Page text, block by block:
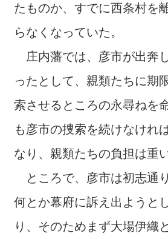
たものか、すでに西条村を
らなくなっていた。
庄内藩では、彦市が出奔
ったとして、親類たちに期
索させるところの永尋ねを
も彦市の捜索を続けなけれ
なり、親類たちの負担は重
ところで、彦市は初志通
何とか幕府に訴え出ようと
り、そのためまず大場伊織